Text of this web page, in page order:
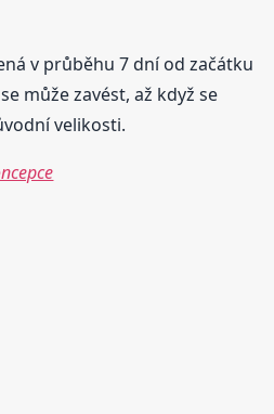
v průběhu 7 dní od začátku
může zavést, až když se
velikosti.